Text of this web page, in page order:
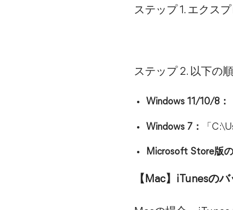
ステップ 1. エクス
ステップ 2. 以下の
Windows 11/10/8：
Windows 7： 「
Microsoft Store版の
【Mac】iTunesの